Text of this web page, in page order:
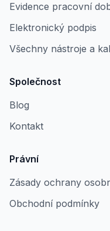
Evidence pracovní
Elektronický podpis
Všechny nástroje a
Společnost
Blog
Kontakt
Právní
Zásady ochrany
Obchodní podmínky